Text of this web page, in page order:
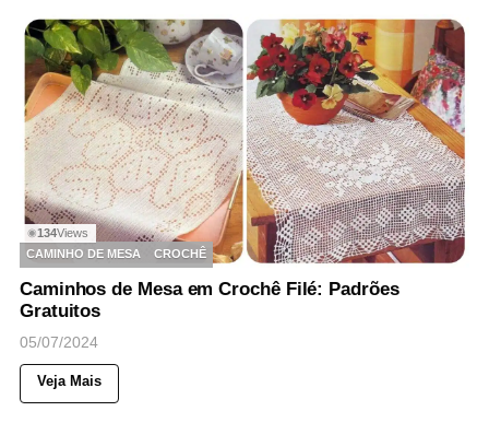
◉134Views
CAMINHO DE MESA
CROCHÊ
Caminhos de Mesa em Crochê Filé: Padrões
Gratuitos
05/07/2024
Veja Mais